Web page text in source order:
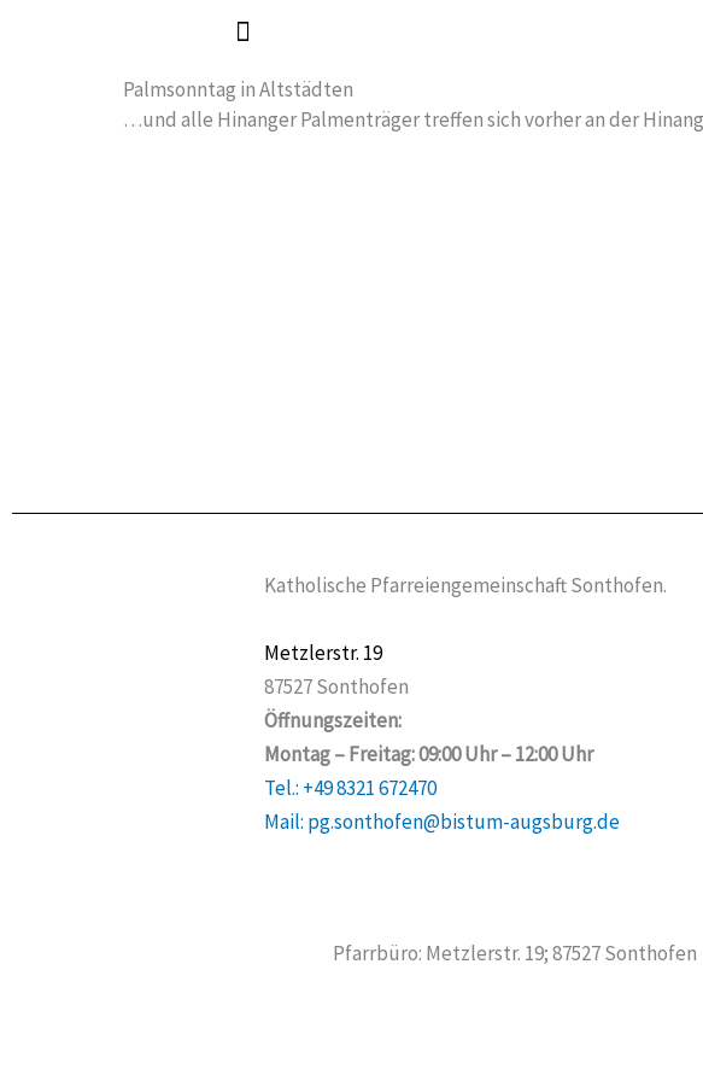
Palmsonntag in Altstädten
…und alle Hinanger Palmenträger treffen sich vorher an der
Katholische Pfarreiengemeinschaft Sonthofen.
Metzlerstr. 19
87527 Sonthofen
Öffnungszeiten:
Montag – Freitag: 09:00 Uhr – 12:00 Uhr
Tel.: +49 8321 672470
Mail: pg.sonthofen@bistum-augsburg.de
Pfarrbüro: Metzlerstr. 19; 87527 Sonthofen